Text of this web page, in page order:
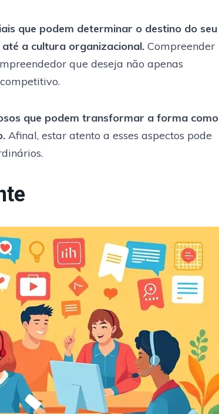
que podem determinar o destino do seu
a cultura organizacional. Compreender
que deseja não apenas
que podem transformar a forma como
Afinal, estar atento a esses aspectos pode